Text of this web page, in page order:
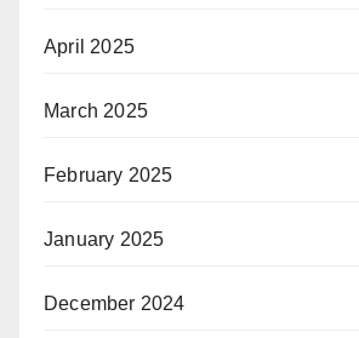
April 2025
March 2025
February 2025
January 2025
December 2024